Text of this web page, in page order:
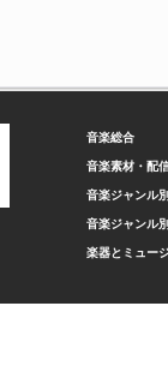
音楽総合
音楽素材・配
音楽ジャンル
音楽ジャンル
楽器とミュー